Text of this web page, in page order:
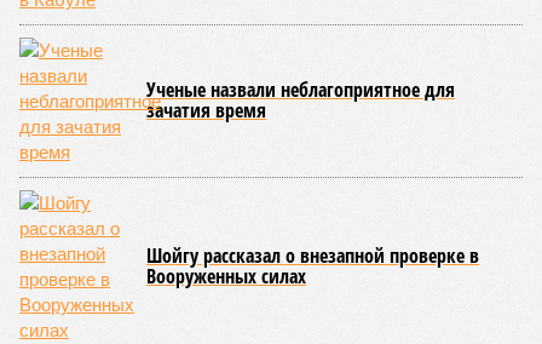
Ученые назвали неблагоприятное для
зачатия время
Шойгу рассказал о внезапной проверке в
Вооруженных силах